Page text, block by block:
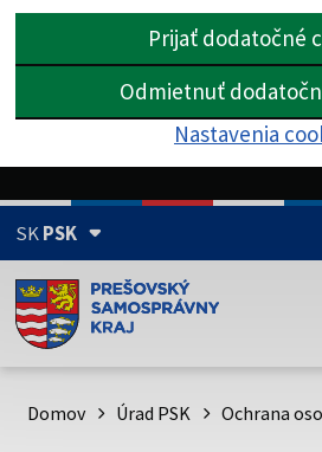
Prijať dodatočné
Odmietnuť
Nastavenia
SKPSK
Doména psk.sk je oficiálna
Toto je oficiálna webová stránka
psk.sk.
Domov Úrad PSK Ochrana